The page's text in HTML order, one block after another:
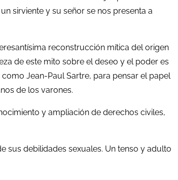
sirviente y su señor se nos presenta a
reconstrucción mítica del origen
de este mito sobre el deseo y el poder es
Jean-Paul Sartre, para pensar el papel
de los varones.
y ampliación de derechos civiles,
sus debilidades sexuales. Un tenso y adulto